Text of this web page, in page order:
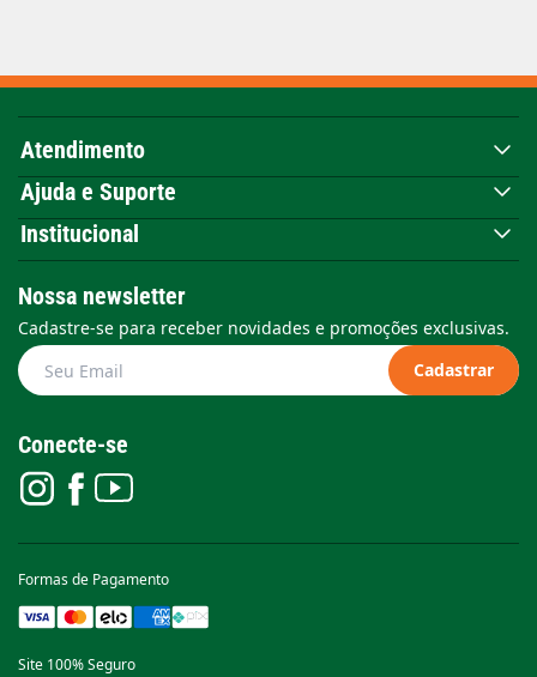
Atendimento
Ajuda e Suporte
Institucional
Nossa newsletter
Cadastre-se para receber novidades e promoções exclusivas.
Cadastrar
Conecte-se
Formas de Pagamento
Site 100% Seguro